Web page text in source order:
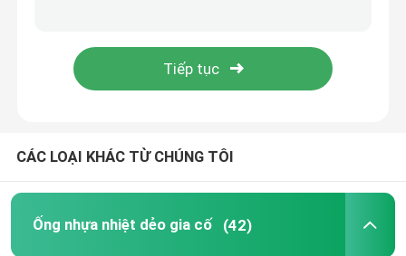
Về chúng tôi
Kiểm soát chất lượng
Liên hệ chúng tôi
CÁC LOẠI KHÁC TỪ CHÚNG TÔI
Ống nhựa nhiệt dẻo gia cố (42)